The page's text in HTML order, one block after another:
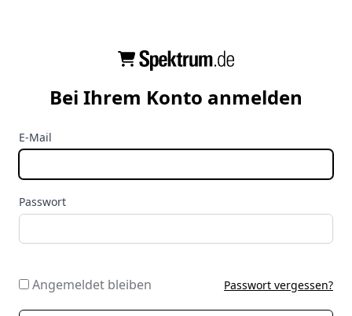
Bei Ihrem Konto anmelden
E-Mail
Passwort
Angemeldet bleiben Passwort vergessen?